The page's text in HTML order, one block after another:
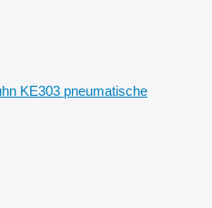
KE303 pneumatische